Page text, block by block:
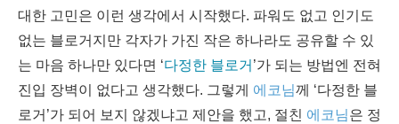
대한 고민은 이런 생각에서 시작했다. 파워도 없고 인기도
없는 블로거지만 각자가 가진 작은 하나라도 공유할 수 있
는 마음 하나만 있다면 ‘다정한 블로거 ’가 되는 방법엔 전혀
진입 장벽이 없다고 생각했다. 그렇게 에코님께 ‘다정한 블
로거’가 되어 보지 않겠냐고 제안을 했고, 절친 에코님은 정